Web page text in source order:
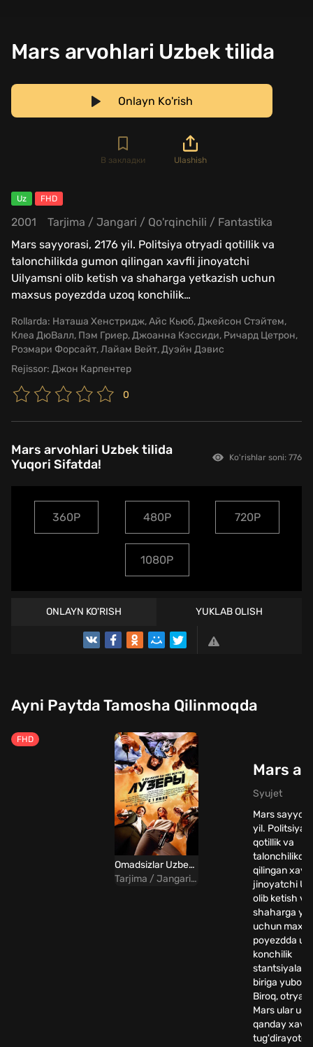
Mars arvohlari Uzbek tilida
Onlayn Ko'rish
В закладки Ulashish
Uz FHD
2001 Tarjima / Jangari / Qo'rqinchili / Fantastika
Mars sayyorasi, 2176 yil. Politsiya otryadi qotillik va
talonchilikda gumon qilingan xavfli jinoyatchi
Uilyamsni olib ketish va shaharga yetkazish uchun
maxsus poyezdda uzoq konchilik…
Rollarda: Наташа Хенстридж, Айс Кьюб, Джейсон Стэйтем,
Клеа ДюВалл, Пэм Гриер, Джоанна Кэссиди, Ричард Цетрон,
Розмари Форсайт, Лайам Вейт, Дуэйн Дэвис
Rejissor: Джон Карпентер
0
Mars arvohlari Uzbek tilida
Yuqori Sifatda!
Ko'rishlar soni: 776
360P 480P 720P
1080P
ONLAYN KO'RISH YUKLAB OLISH
TREYLER
Ayni Paytda Tamosha Qilinmoqda
FHD
Omadsizlar Uzbek Tilida
Tarjima / Jangari / Komediya / Sarguzasht
Mars
Syujet
Mars
yil. Politsiya
qotillik va
talonchilikda
qilingan xavfli
jinoyatchi
olib ketish va
shaharga
uchun
poyezdda
konchilik
biriga
Biroq, otryad
Mars ular
qanday xavf